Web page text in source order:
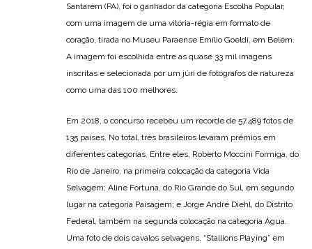
Santarém (PA), foi o ganhador da categoria Escolha Popular,
com uma imagem de uma vitória-régia em formato de
coração, tirada no Museu Paraense Emílio Goeldi, em Belém.
A imagem foi escolhida entre as quase 33 mil imagens
inscritas e selecionada por um júri de fotógrafos de natureza
como uma das 100 melhores.
Em 2018, o concurso recebeu um recorde de 57.489 fotos de
135 países. No total, três brasileiros levaram prêmios em
diferentes categorias. Entre eles, Roberto Moccini Formiga, do
Rio de Janeiro, na primeira colocação da categoria Vida
Selvagem; Aline Fortuna, do Rio Grande do Sul, em segundo
lugar na categoria Paisagem; e Jorge André Diehl, do Distrito
Federal, também na segunda colocação na categoria Água.
Uma foto de dois cavalos selvagens, “Stallions Playing” em